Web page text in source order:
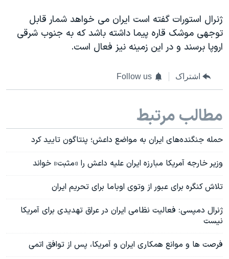
ژنرال استورات گفته است ایران می خواهد شمار قابل
توجهی موشک قاره پیما داشته باشد که به جنوب شرقی
اروپا برسند و در این زمینه نیز فعال است.
اشتراک Follow us
مطالب مرتبط
حمله جنگنده‌های ایران به مواضع داعش؛ پنتاگون تایید کرد
وزیر خارجه آمریکا مبارزه ایران علیه داعش را «مثبت» خواند
تلاش کنگره برای عبور از وتوی اوباما برای تحریم ایران
ژنرال دمپسی: فعالیت نظامی ایران در عراق تهدیدی برای آمریکا
نیست
فرصت ها و موانع همکاری ایران و آمریکا، پس از توافق اتمی